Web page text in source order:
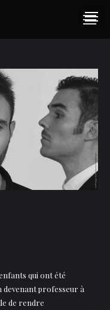
qui ont été
devenant professeur à
de rendre